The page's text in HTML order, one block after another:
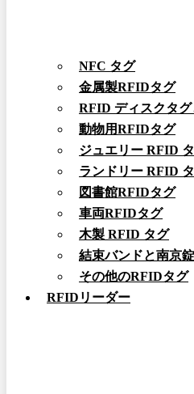
NFC タグ
金属製RFIDタグ
RFID ディスクタ
動物用RFIDタグ
ジュエリー RFID
ランドリー RFID
図書館RFIDタグ
車両RFIDタグ
木製 RFID タグ
結束バンドと南京
その他のRFIDタグ
RFIDリーダー